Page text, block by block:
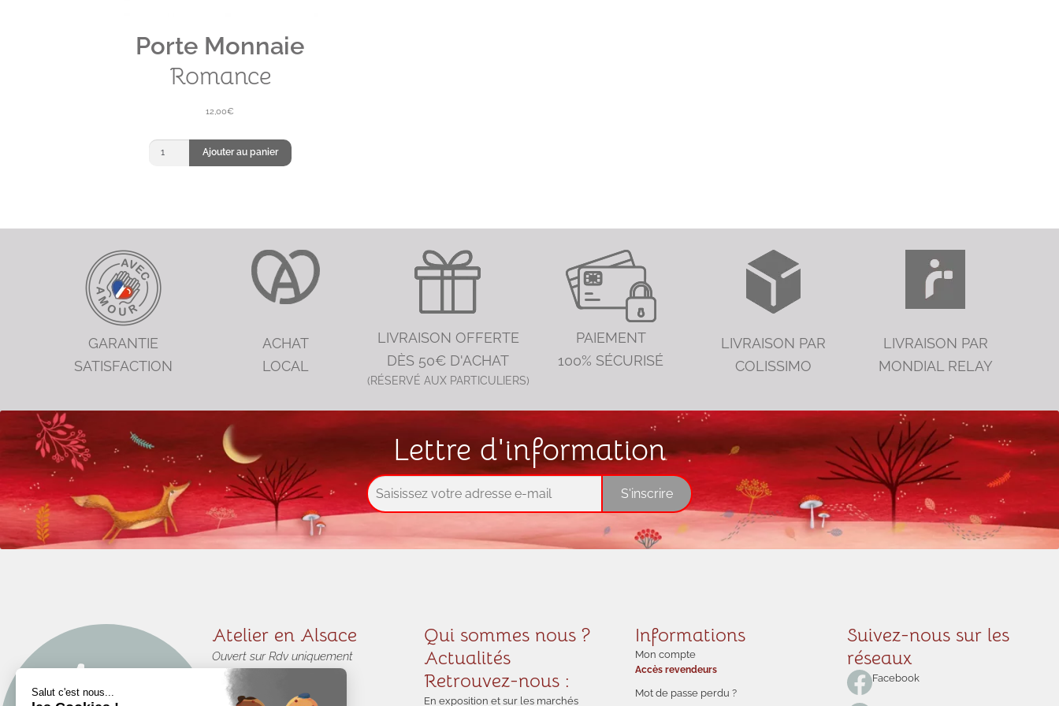
Porte Monnaie
Romance
12,00€
quantité
Ajouter au panier
GARANTIE
SATISFACTION
ACHAT
LOCAL
LIVRAISON OFFERTE
DÈS 50€ D'ACHAT
(RÉSERVÉ AUX PARTICULIERS)
PAIEMENT
100% SÉCURISÉ
LIVRAISON PAR
COLISSIMO
LIVRAISON PAR
MONDIAL RELAY
Lettre d'information
S'inscrire
Atelier en Alsace
Ouvert sur Rdv uniquement
3 rue Denis Papin
68310 WITTELSHEIM
Qui sommes nous ?
Actualités
Retrouvez-nous :
En exposition et sur les marchés
Informations
Mon compte
Accès revendeurs
Mot de passe perdu ?
Suivez-nous sur les
réseaux
Facebook